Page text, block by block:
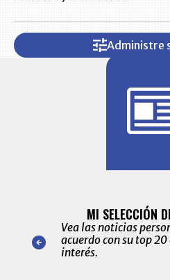
Administre
nuestro
para
MI SELECCIÓN
Vea las noticias
acuerdo con su top
interés.